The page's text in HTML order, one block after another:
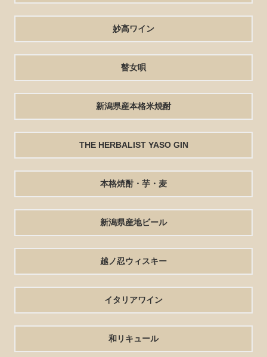
妙高ワイン
瞽女唄
新潟県産本格米焼酎
THE HERBALIST YASO GIN
本格焼酎・芋・麦
新潟県産地ビール
越ノ忍ウィスキー
イタリアワイン
和リキュール